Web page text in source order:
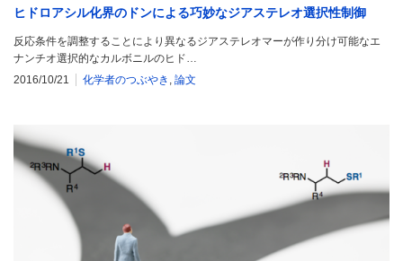
ヒドロアシル化界のドンによる巧妙なジアステレオ選択性制御
反応条件を調整することにより異なるジアステレオマーが作り分け可能なエ
ナンチオ選択的なカルボニルのヒド…
2016/10/21
化学者のつぶやき , 論文